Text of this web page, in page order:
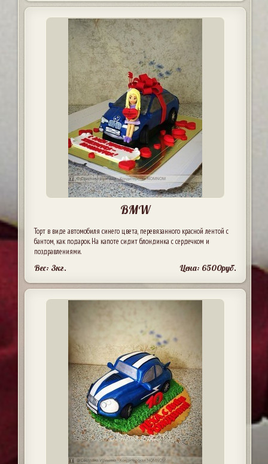
BMW
Торт в виде автомобиля синего цвета, перевязанного красной лентой с
бантом, как подарок. На капоте сидит блондинка с сердечком и
поздравлениями.
Вес: 3кг. Цена: 6500руб.